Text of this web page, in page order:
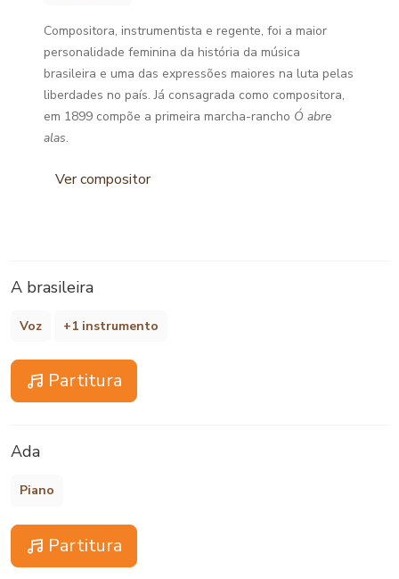
Compositora, instrumentista e regente, foi a maior
personalidade feminina da história da música
brasileira e uma das expressões maiores na luta pelas
liberdades no país. Já consagrada como compositora,
em 1899 compõe a primeira marcha-rancho Ó abre
alas.
Ver compositor
A brasileira
Voz +1 instrumento
Partitura
Ada
Piano
Partitura